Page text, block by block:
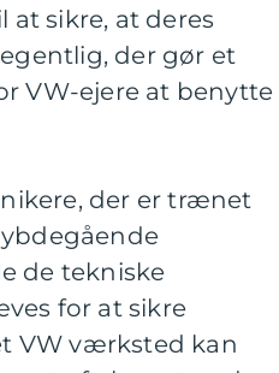
at sikre, at deres
der gør et
VW-ejere at benytte
der er trænet
de tekniske
for at sikre
VW værksted kan